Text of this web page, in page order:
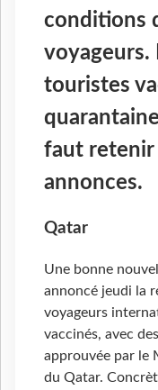
conditions
voyageurs.
touristes
faut retenir
annonces.
Qatar
Une bonne
annoncé jeudi la
voyageurs
vaccinés, avec
approuvée par le
du Qatar.